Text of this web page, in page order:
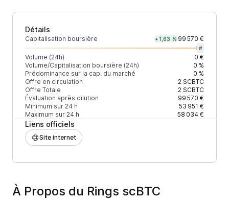
Détails
Capitalisation boursière +1,63 % 99 570 €
#
Volume (24h)
0 €
Volume/Capitalisation boursière (24h)
0 %
Prédominance sur la cap. du marché
0 %
Offre en circulation
2SCBTC
Offre Totale
2SCBTC
Évaluation après dilution
99 570 €
Minimum sur 24 h
53 951 €
Maximum sur 24 h
58 034 €
Liens officiels
Site internet
À Propos du Rings scBTC